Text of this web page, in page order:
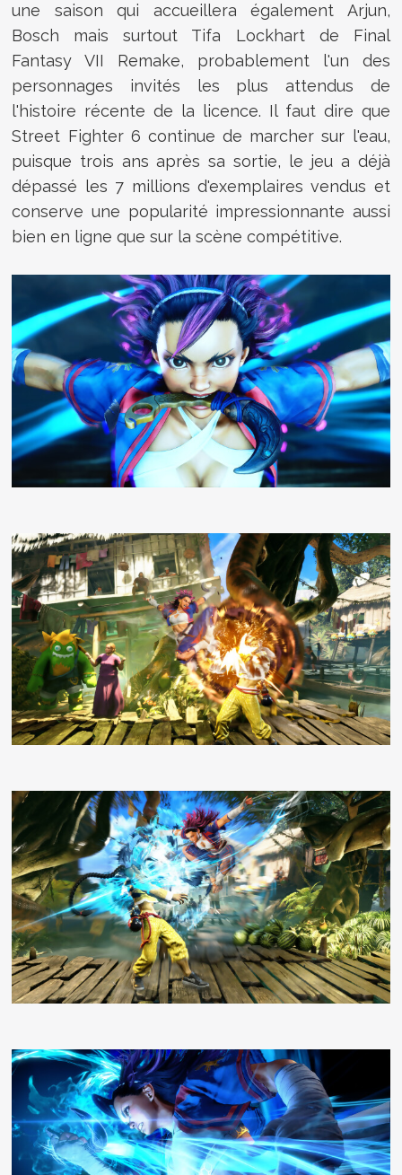
une saison qui accueillera également Arjun,
Bosch mais surtout Tifa Lockhart de Final
Fantasy VII Remake, probablement l'un des
personnages invités les plus attendus de
l'histoire récente de la licence. Il faut dire que
Street Fighter 6 continue de marcher sur l'eau,
puisque trois ans après sa sortie, le jeu a déjà
dépassé les 7 millions d'exemplaires vendus et
conserve une popularité impressionnante aussi
bien en ligne que sur la scène compétitive.